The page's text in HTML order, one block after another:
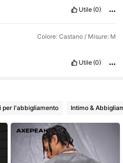
Utile (0)
Colore: Castano / Misure: M
Utile (0)
per l'abbigliamento Intimo &